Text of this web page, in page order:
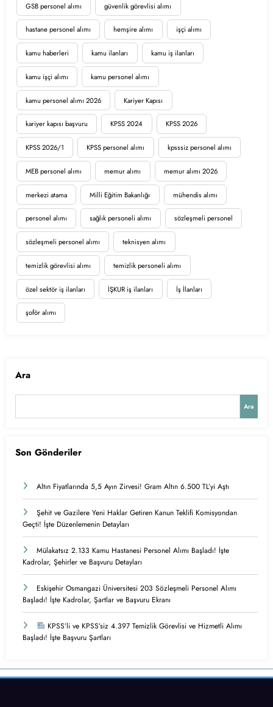
GSB personel alımı güvenlik görevlisi alımı
hastane personel alımı hemşire alımı işçi alımı
kamu haberleri kamu ilanları kamu iş ilanları
kamu işçi alımı kamu personel alımı
kamu personel alımı 2026 Kariyer Kapısı
kariyer kapısı başvuru KPSS 2024 KPSS 2026
KPSS 2026/1 KPSS personel alımı kpsssiz personel alımı
MEB personel alımı memur alımı memur alımı 2026
merkezi atama Milli Eğitim Bakanlığı mühendis alımı
personel alımı sağlık personeli alımı sözleşmeli personel
sözleşmeli personel alımı teknisyen alımı
temizlik görevlisi alımı temizlik personeli alımı
özel sektör iş ilanları İŞKUR iş ilanları İş İlanları
şoför alımı
Ara
Ara
Son Gönderiler
Altın Fiyatlarında 5,5 Ayın Zirvesi! Gram Altın 6.500 TL’yi Aştı
Şehit ve Gazilere Yeni Haklar Getiren Kanun Teklifi Komisyondan
Geçti! İşte Düzenlemenin Detayları
Mülakatsız 2.133 Kamu Hastanesi Personel Alımı Başladı! İşte
Kadrolar, Şehirler ve Başvuru Detayları
Eskişehir Osmangazi Üniversitesi 203 Sözleşmeli Personel Alımı
Başladı! İşte Kadrolar, Şartlar ve Başvuru Ekranı
KPSS’li ve KPSS’siz 4.397 Temizlik Görevlisi ve Hizmetli Alımı
Başladı! İşte Başvuru Şartları